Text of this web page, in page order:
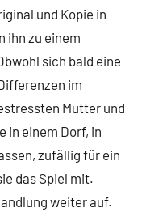
und Kopie in
ihn zu einem
sich bald eine
im
Mutter und
in einem Dorf, in
zufällig für ein
das Spiel mit.
weiter auf.